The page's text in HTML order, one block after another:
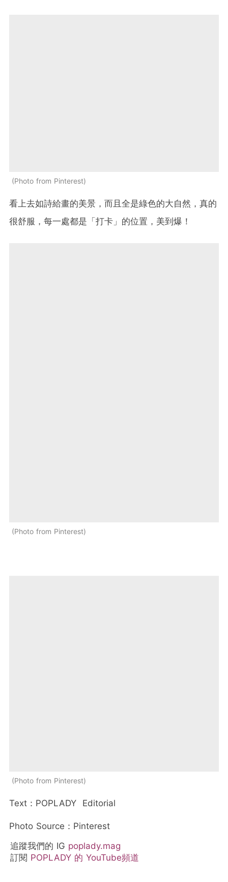
Photo from Pinterest
看上去如詩給畫的美景，而且全是綠色的大自然，真的
很舒服，每一處都是「打卡」的位置，美到爆！
Photo from Pinterest
Photo from Pinterest
Text：POPLADY Editorial
Photo Source：Pinterest
追蹤我們的 IG poplady.mag
訂閱 POPLADY 的 YouTube頻道